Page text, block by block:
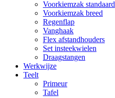
Voorkiemzak standaard
Voorkiemzak breed
Regenflap
Vanghaak
Flex afstandhouders
Set insteekwielen
Draagstangen
Werkwijze
Teelt
Primeur
Tafel